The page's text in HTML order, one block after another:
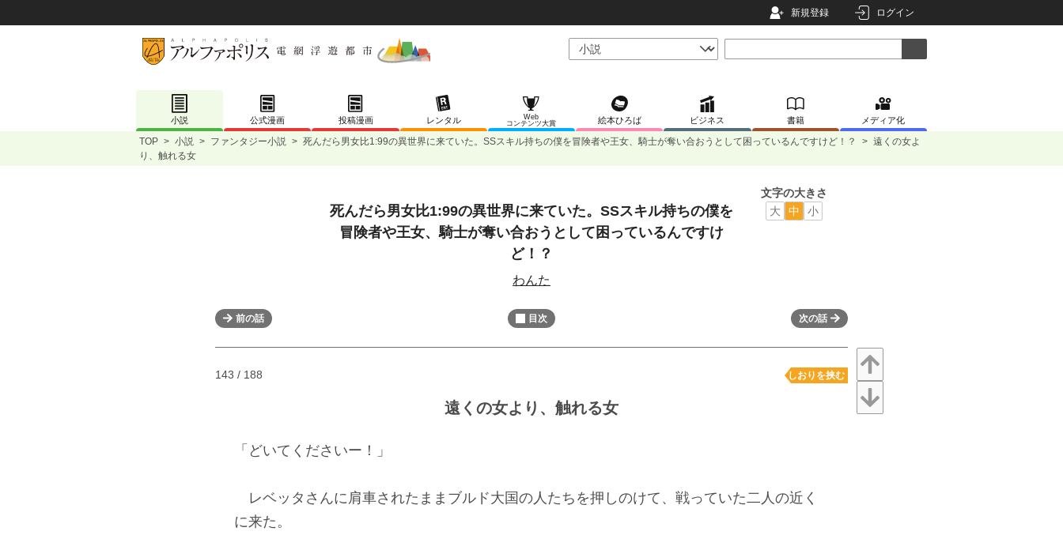
新規登録 ログイン
小説 公式漫画 投稿漫画 レンタル
Web
コンテンツ大賞
絵本ひろば ビジネス 書籍 メディア化
TOP > 小説 > ファンタジー小説 > 死んだら男女比1:99の異世界に来ていた。SSスキル持ちの僕を冒険者や王女、騎士が奪い合おうとして困っているんですけど！？ > 遠くの女よ
り、触れる女
U
n
m
/
L
o
a
5
%
死んだら男女比1:99の異世界に来ていた。SSスキル持ちの僕を
冒険者や王女、騎士が奪い合おうとして困っているんですけ
ど！？
わんた
文字の大きさ
大
中 小
前の話 目次 次の話
143 / 188 しおりを挟む
遠くの女より、触れる女
「どいてくださいー！」
レベッタさんに肩車されたままブルド大国の人たちを押しのけて、戦っていた二人の近く
に来た。